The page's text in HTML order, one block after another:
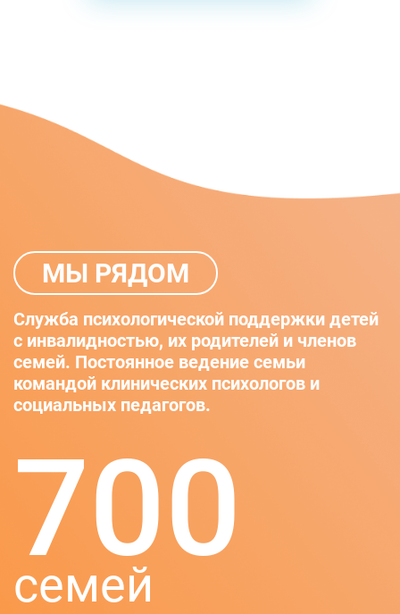
МЫ РЯДОМ
Служба психологической поддержки детей
с инвалидностью, их родителей и членов
семей. Постоянное ведение семьи
командой клинических психологов и
социальных педагогов.
700
семей